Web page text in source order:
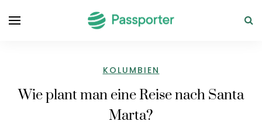
KOLUMBIEN
Wie plant man eine Reise nach Santa
Marta?